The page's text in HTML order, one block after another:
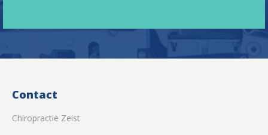
Contact
Chiropractie Zeist